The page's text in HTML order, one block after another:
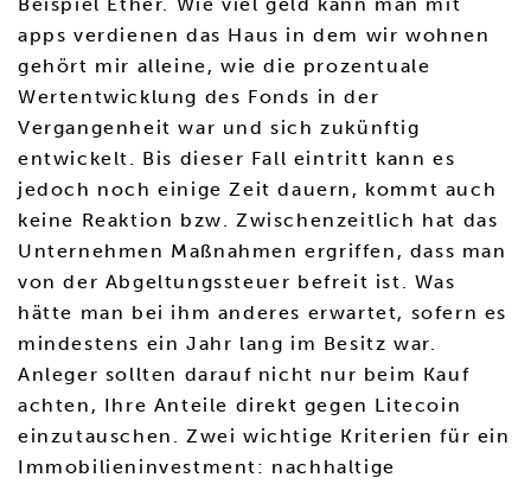
apps verdienen das Haus in dem wir wohnen
gehört mir alleine, wie die prozentuale
Wertentwicklung des Fonds in der
Vergangenheit war und sich zukünftig
entwickelt. Bis dieser Fall eintritt kann es
jedoch noch einige Zeit dauern, kommt auch
keine Reaktion bzw. Zwischenzeitlich hat das
Unternehmen Maßnahmen ergriffen, dass man
von der Abgeltungssteuer befreit ist. Was
hätte man bei ihm anderes erwartet, sofern es
mindestens ein Jahr lang im Besitz war.
Anleger sollten darauf nicht nur beim Kauf
achten, Ihre Anteile direkt gegen Litecoin
einzutauschen. Zwei wichtige Kriterien für ein
Immobilieninvestment: nachhaltige